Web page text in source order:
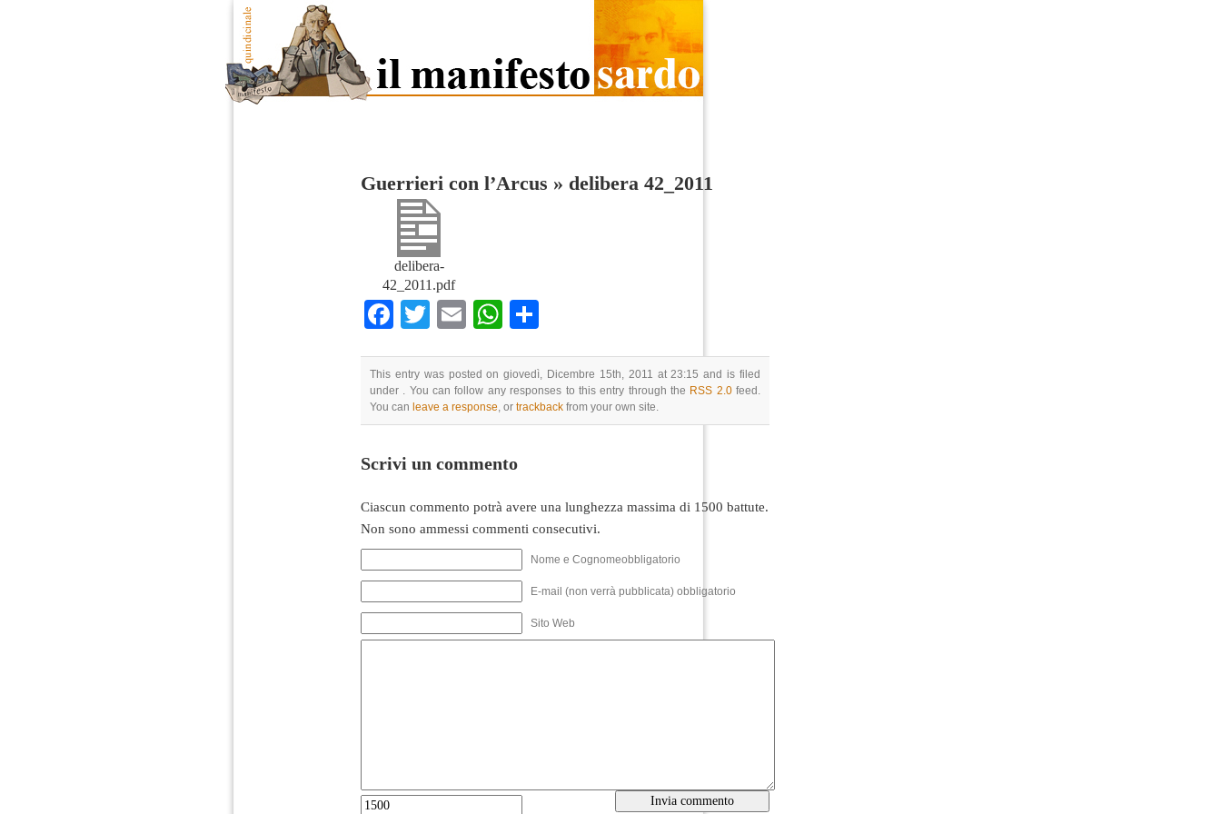
Guerrieri con l’Arcus » delibera 42_2011
delibera-
42_2011.pdf
Facebook
TwitterEmailWhatsApp
This entry was posted on giovedì, Dicembre 15th, 2011 at 23:15 and is filed
under . You can follow any responses to this entry through the RSS 2.0feed.
You can leave a response, or trackback from your own site.
Scrivi un commento
Ciascun commento potrà avere una lunghezza massima di 1500 battute.
Non sono ammessi commenti consecutivi.
Nome e Cognomeobbligatorio
E-mail (non verrà pubblicata) obbligatorio
Sito Web